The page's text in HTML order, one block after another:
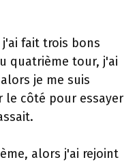
fait trois bons
quatrième tour, j'ai
je me suis
le côté pour essayer
alors j'ai rejoint